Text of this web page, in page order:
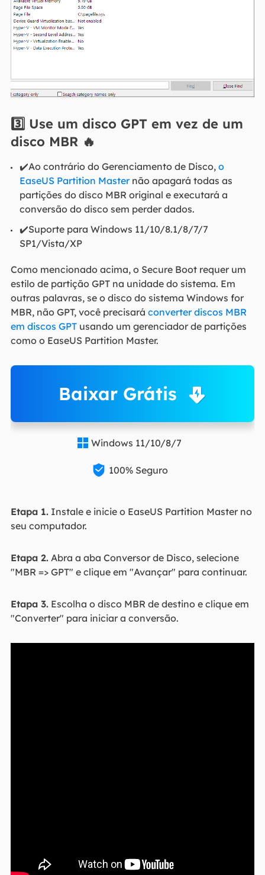
3️⃣ Use um disco GPT em vez de um
disco MBR🔥
✔️Ao contrário do Gerenciamento de Disco, o
EaseUS Partition Masternão apagará todas as
partições do disco MBR original e executará a
conversão do disco sem perder dados.
✔️Suporte para Windows 11/10/8.1/8/7/7
SP1/Vista/XP
Como mencionado acima, o Secure Boot requer um
estilo de partição GPT na unidade do sistema. Em
outras palavras, se o disco do sistema Windows for
MBR, não GPT, você precisará converter discos MBR
em discos GPTusando um gerenciador de partições
como o EaseUS Partition Master.
Baixar Grátis
 Windows 11/10/8/7
 100% Seguro
Etapa 1.Instale e inicie o EaseUS Partition Master no
seu computador.
Etapa 2.Abra a aba Conversor de Disco, selecione
"MBR => GPT" e clique em "Avançar" para continuar.
Etapa 3.Escolha o disco MBR de destino e clique em
"Converter" para iniciar a conversão.